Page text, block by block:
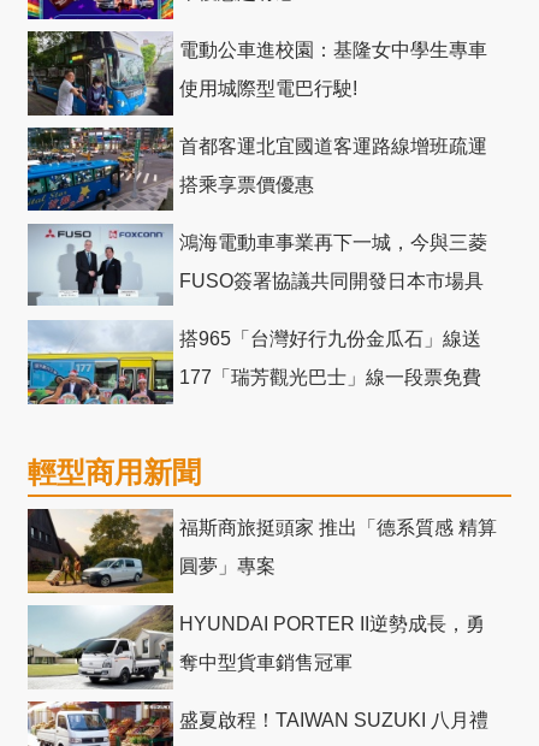
電動公車進校園：基隆女中學生專車
使用城際型電巴行駛!
首都客運北宜國道客運路線增班疏運
搭乘享票價優惠
鴻海電動車事業再下一城，今與三菱
FUSO簽署協議共同開發日本市場具
搭965「台灣好行九份金瓜石」線送
177「瑞芳觀光巴士」線一段票免費
輕型商用新聞
福斯商旅挺頭家 推出「德系質感 精算
圓夢」專案
HYUNDAI PORTER II逆勢成長，勇
奪中型貨車銷售冠軍
盛夏啟程！TAIWAN SUZUKI 八月禮